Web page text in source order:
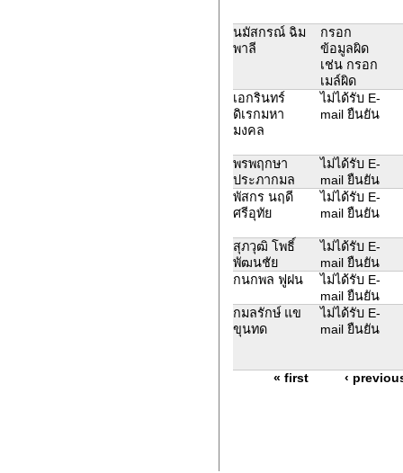
นมัสกรณ์ ฉิม
พาลี
กรอก
ข้อมูลผิด
เช่น กรอก
เมล์ผิด
เอกรินทร์
ดิเรกมหา
มงคล
ไม่ได้รับ E-
mail ยืนยัน
พรพฤกษา
ประภากมล
ไม่ได้รับ E-
mail ยืนยัน
พัสกร นฤดี
ศรีอุทัย
ไม่ได้รับ E-
mail ยืนยัน
สุภวุฒิ โพธิ์
พัฒนชัย
ไม่ได้รับ E-
mail ยืนยัน
กนกพล ฟูฝน
ไม่ได้รับ E-
mail ยืนยัน
กมลรักษ์ แข
ขุนทด
ไม่ได้รับ E-
mail ยืนยัน
« first ‹